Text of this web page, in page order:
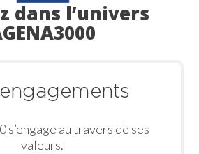
dans l’univers
s’engage au travers de ses
valeurs.